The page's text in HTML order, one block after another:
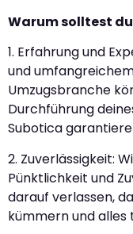
Warum solltest
1. Erfahrung und
und
Umzugsbranche
Durchführung
Subotica
2. Zuverlässigkeit:
Pünktlichkeit und
darauf verlassen,
kümmern und